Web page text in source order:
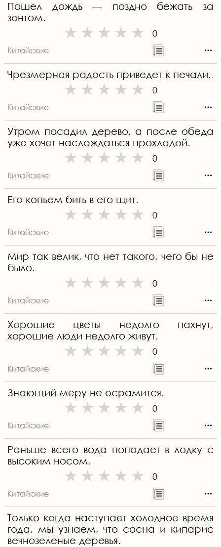
Пошел дождь — поздно бежать за
зонтом.
0
Китайские
Чрезмерная радость приведет к печали.
0
Китайские
Утром посадил дерево, а после обеда
уже хочет наслаждаться прохладой.
0
Китайские
Его копьем бить в его щит.
0
Китайские
Мир так велик, что нет такого, чего бы не
было.
0
Китайские
Хорошие цветы недолго пахнут,
хорошие люди недолго живут.
0
Китайские
Знающий меру не осрамится.
0
Китайские
Раньше всего вода попадает в лодку с
высоким носом.
0
Китайские
Только когда наступает холодное время
года, мы узнаем, что сосна и кипарис
вечнозеленые деревья.